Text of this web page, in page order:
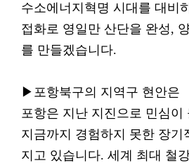
수소에너지혁명 시대를 대비
접화로 영일만 산단을 완성,
를 만들겠습니다.
▶포항북구의 지역구 현안은
포항은 지난 지진으로 민심이
지금까지 경험하지 못한 장기
지고 있습니다. 세계 최대 철